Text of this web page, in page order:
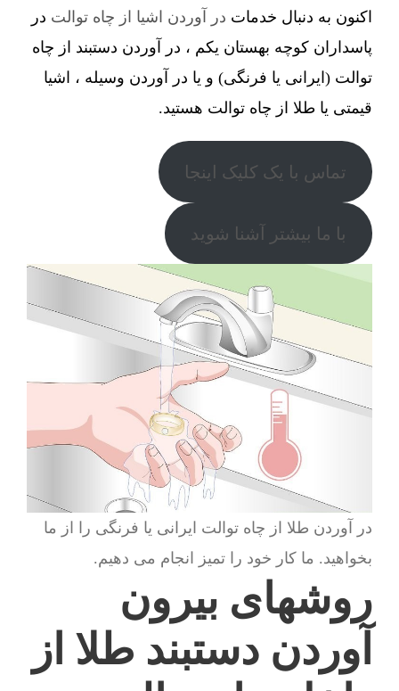
اکنون به دنبال خدمات در آوردن اشیا از چاه توالت در
پاسداران کوچه بهستان یکم ، در آوردن دستبند از چاه
توالت (ایرانی یا فرنگی) و یا در آوردن وسیله ، اشیا
قیمتی یا طلا از چاه توالت هستید.
تماس با یک کلیک اینجا
با ما بیشتر آشنا شوید
در آوردن طلا از چاه توالت ایرانی یا فرنگی را از ما
بخواهید. ما کار خود را تمیز انجام می دهیم.
روشهای بیرون
آوردن دستبند طلا از